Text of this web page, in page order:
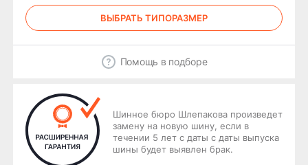
ВЫБРАТЬ ТИПОРАЗМЕР
Помощь в подборе
Шинное бюро Шлепакова произведет
замену на новую шину, если в
течении 5 лет с даты с даты выпуска
шины будет выявлен брак.